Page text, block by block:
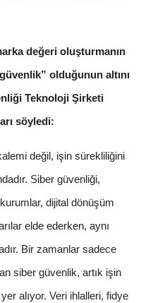
değeri oluşturmanın
olduğunun altını
Teknoloji Şirketi
söyledi:
değil, işin sürekliliğini
Siber güvenliği,
dijital dönüşüm
elde ederken, aynı
Bir zamanlar sadece
siber güvenlik, artık işin
alıyor. Veri ihlalleri, fidye